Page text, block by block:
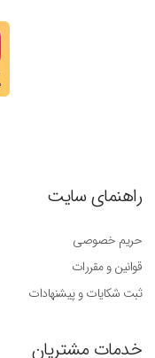
راهنمای سایت
حریم خصوصی
قوانین و مقررات
ثبت شکایات و پیشنهادات
خدمات مشتریان